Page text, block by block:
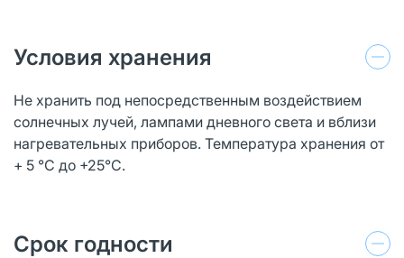
Условия хранения
Не хранить под непосредственным воздействием
солнечных лучей, лампами дневного света и вблизи
нагревательных приборов. Температура хранения от
+ 5 °С до +25°С.
Срок годности